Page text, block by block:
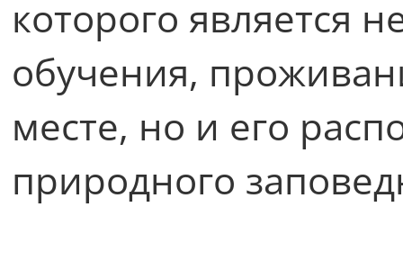
которого является
обучения,
месте, но и его
природного